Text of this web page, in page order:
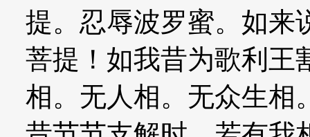
提。忍辱波罗蜜。如来
菩提！如我昔为歌利王
相。无人相。无众生相